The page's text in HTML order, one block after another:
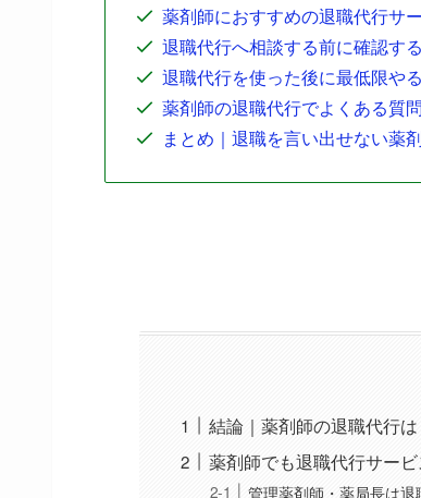
薬剤師におすすめの退職代行サ
退職代行へ相談する前に確認す
退職代行を使った後に最低限や
薬剤師の退職代行でよくある質問
まとめ｜退職を言い出せない薬
結論｜薬剤師の退職代行
薬剤師でも退職代行サー
管理薬剤師・薬局長は